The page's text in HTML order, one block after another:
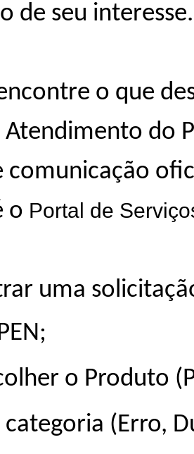
de seu interesse.
o que
Atendimento do
comunicação
o Portal de
uma
o Produto
categoria (Erro,